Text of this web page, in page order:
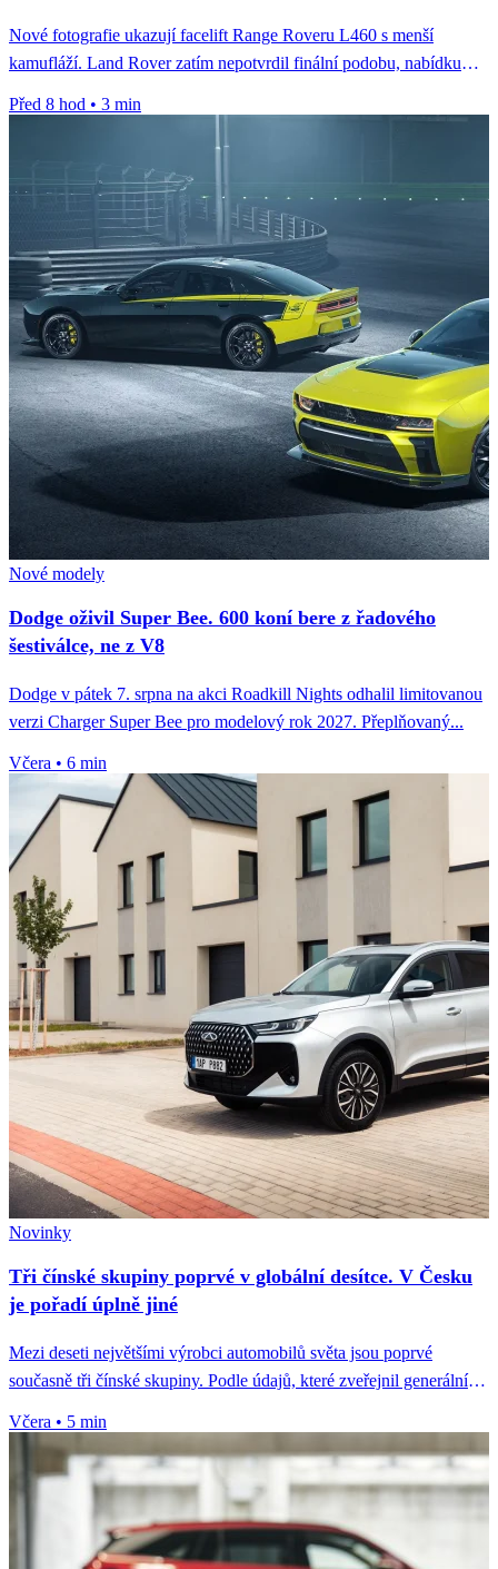
Nové fotografie ukazují facelift Range Roveru L460 s menší
kamufláží. Land Rover zatím nepotvrdil finální podobu, nabídku
Před 8 hod • 3 min
Nové modely
Dodge oživil Super Bee. 600 koní bere z řadového
šestiválce, ne z V8
Dodge v pátek 7. srpna na akci Roadkill Nights odhalil limitovanou
verzi Charger Super Bee pro modelový rok 2027. Přeplňovaný...
Včera • 6 min
Novinky
Tři čínské skupiny poprvé v globální desítce. V Česku
je pořadí úplně jiné
Mezi deseti největšími výrobci automobilů světa jsou poprvé
současně tři čínské skupiny. Podle údajů, které zveřejnil generální
Včera • 5 min